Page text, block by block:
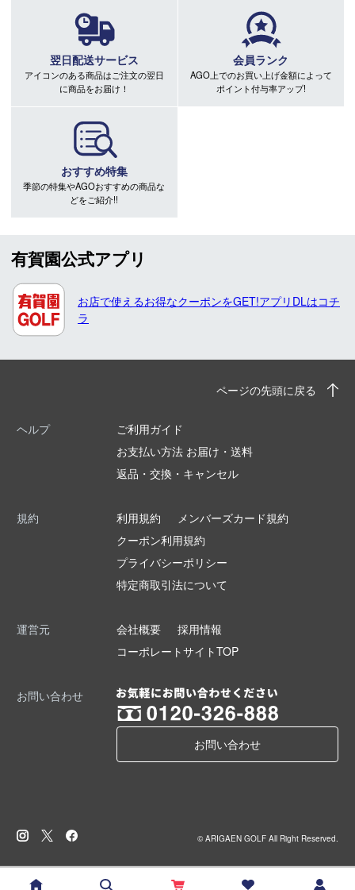
翌日配送サービス
アイコンのある商品はご注文の翌日
に商品をお届け！
会員ランク
AGO上でのお買い上げ金額によって
ポイント付与率アップ!
おすすめ特集
季節の特集やAGOおすすめの商品な
どをご紹介!!
有賀園公式アプリ
お店で使えるお得なクーポンをGET!アプリDLはコチ
ラ
ページの先頭に戻る
ヘルプ
ご利用ガイド
お支払い方法 お届け・送料
返品・交換・キャンセル
規約 利用規約
メンバーズカード規約
クーポン利用規約
プライバシーポリシー
特定商取引法について
運営元 会社概要
採用情報
コーポレートサイトTOP
お問い合わせ
お問い合わせ
© ARIGAEN GOLF All Right Reserved.